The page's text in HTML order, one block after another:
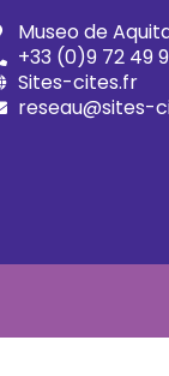
Museo de
+33 (0)9 72 49
Sites-cites.fr
reseau@sites-